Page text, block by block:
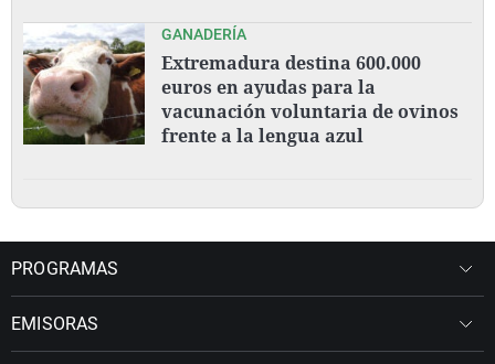
GANADERÍA
Extremadura destina 600.000
euros en ayudas para la
vacunación voluntaria de ovinos
frente a la lengua azul
PROGRAMAS
EMISORAS